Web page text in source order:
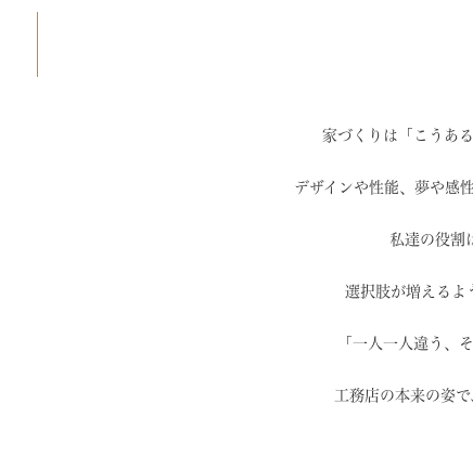
家づくりは「こうあ
デザインや性能、夢や感性
私達の役割
選択肢が増えるよ
「一人一人違う、
工務店の本来の姿で